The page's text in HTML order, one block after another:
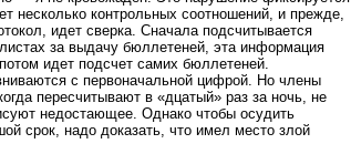
несколько контрольных соотношений, и прежде,
идет сверка. Сначала подсчитывается
за выдачу бюллетеней, эта информация
идет подсчет самих бюллетеней.
с первоначальной цифрой. Но члены
пересчитывают в «дцатый» раз за ночь, не
недостающее. Однако чтобы осудить
срок, надо доказать, что имел место злой